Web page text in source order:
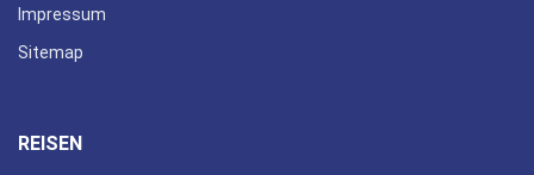
Impressum
Sitemap
REISEN